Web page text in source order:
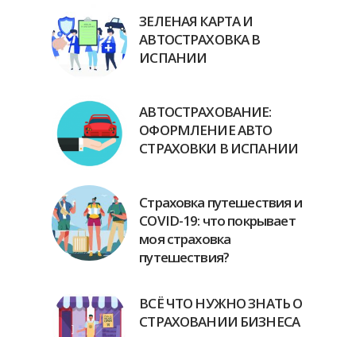
ЗЕЛЕНАЯ КАРТА И
АВТОСТРАХОВКА В
ИСПАНИИ
АВТОСТРАХОВАНИЕ:
ОФОРМЛЕНИЕ АВТО
СТРАХОВКИ В ИСПАНИИ
Страховка путешествия и
COVID-19: что покрывает
моя страховка
путешествия?
ВСЁ ЧТО НУЖНО ЗНАТЬ О
СТРАХОВАНИИ БИЗНЕСА